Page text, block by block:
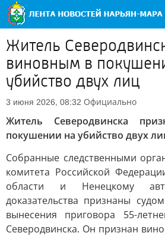
Житель
виновным в
убийство двух лиц
3 июня 2026, 08:32 Официально
Житель Северодвинска
покушении на убийство двух
Собранные следственными
комитета Российской
области и Ненецкому
доказательства признаны
вынесения приговора 55-
Северодвинска. Он признан